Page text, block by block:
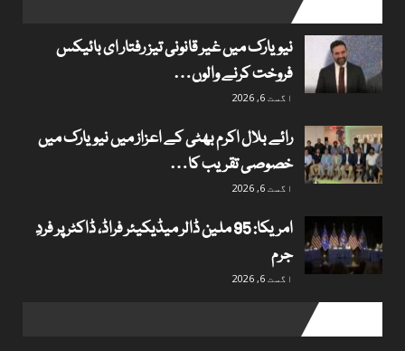
نیویارک میں غیر قانونی تیز رفتار ای بائیکس
فروخت کرنے والوں…
اگست 6, 2026
رائے بلال اکرم بھٹی کے اعزاز میں نیویارک میں
خصوصی تقریب کا…
اگست 6, 2026
امریکا: 95 ملین ڈالر میڈیکیئر فراڈ، ڈاکٹر پر فردِ
جرم
اگست 6, 2026